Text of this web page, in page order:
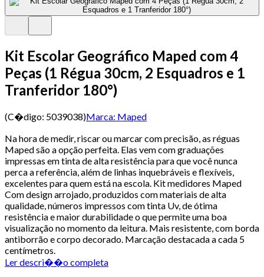
Kit Escolar Geográfico Maped com 4
Peças (1 Régua 30cm, 2 Esquadros e 1
Tranferidor 180°)
(C�digo: 5039038)Marca: Maped
Na hora de medir, riscar ou marcar com precisão, as réguas
Maped são a opção perfeita. Elas vem com graduações
impressas em tinta de alta resistência para que você nunca
perca a referência, além de linhas inquebráveis e flexíveis,
excelentes para quem está na escola. Kit medidores Maped
Com design arrojado, produzidos com materiais de alta
qualidade, números impressos com tinta Uv, de ótima
resistência e maior durabilidade o que permite uma boa
visualização no momento da leitura. Mais resistente, com borda
antiborrão e corpo decorado. Marcação destacada a cada 5
centímetros.
Ler descri��o completa